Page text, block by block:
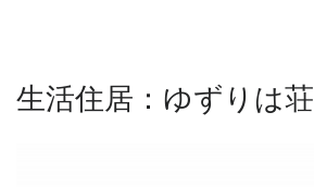
生活住居：ゆずりは荘